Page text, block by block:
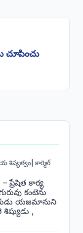
చూపించు
శిష్యత్వం| కార్మెల్
ప్రేషిత కార్య
కంటెను
యజమానుని
శిష్యుడు ,